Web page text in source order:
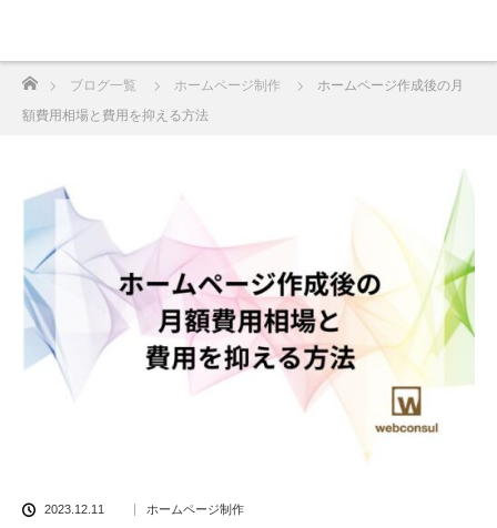
ブログ一覧 ホームページ制作
ホームページ作成後の月
額費用相場と費用を抑える方法
2023.12.11 ホームページ制作